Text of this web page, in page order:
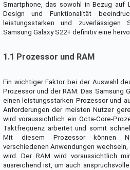
Smartphone, das sowohl in Bezug auf
Design und Funktionalität
leistungsstarken und
Samsung Galaxy S22+ definitiv eine
1.1 Prozessor und RAM
Ein wichtiger Faktor bei der Auswahl
Prozessor und der RAM. Das Samsung
einen leistungsstarken Prozessor und
Anforderungen der meisten Nutzer
wird voraussichtlich ein Octa-Core-
Taktfrequenz arbeitet und somit
Mit diesem Prozessor können
verschiedenen Anwendungen
wird. Der RAM wird voraussichtlich
ausreichend ist, um auch